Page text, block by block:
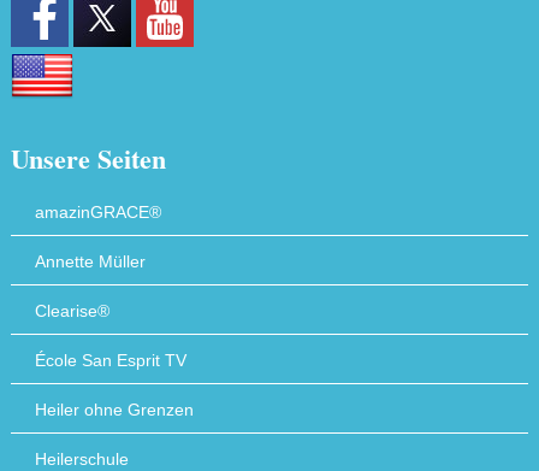
Unsere Seiten
amazinGRACE®
Annette Müller
Clearise®
École San Esprit TV
Heiler ohne Grenzen
Heilerschule